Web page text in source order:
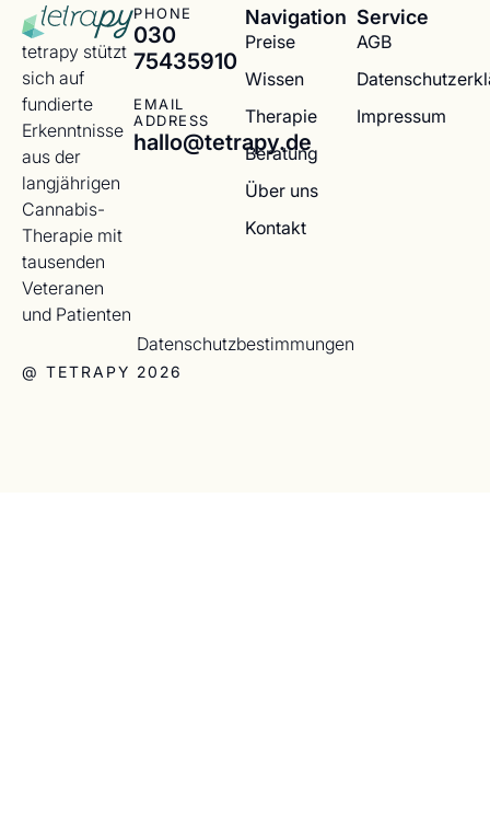
tetrapy stützt
sich auf
fundierte
Erkenntnisse
aus der
langjährigen
Cannabis-
Therapie mit
tausenden
Veteranen
und Patienten
PHONE
030
75435910
EMAIL
ADDRESS
hallo@tetrapy.de
Navigation
Preise
Wissen
Therapie
Beratung
Über uns
Kontakt
Service
AGB
Impressum
@ TETRAPY 2026
Datenschutzbestimmungen